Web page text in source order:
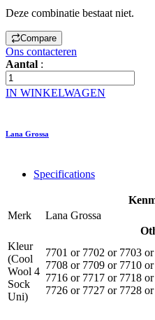
Deze combinatie bestaat niet.
Compare
Ons contacteren
Aantal :
IN WINKELWAGEN
Lana Grossa
Specifications
Merk
Lana Grossa
Kleur
(Cool
Wool 4
Sock
Uni)
7701 or 7702 or 7703 or
7708 or 7709 or 7710 or
7716 or 7717 or 7718 or
7726 or 7727 or 7728 or